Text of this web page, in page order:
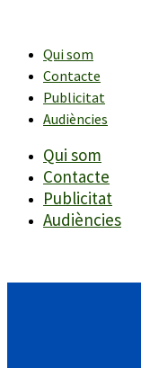
contingutQui som
Contacte
Publicitat
Audiències
Qui som
Contacte
Publicitat
Audiències